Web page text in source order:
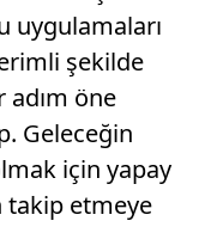
uygulamaları
şekilde
öne
Geleceğin
için yapay
takip etmeye